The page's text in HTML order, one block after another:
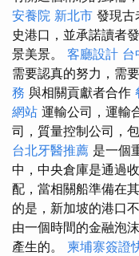
安養院 新北市 發現古
史港口，並承諾讀者
景美景。 客廳設計 台
需要認真的努力，需
務 與相關貢獻者合作
網站 運輸公司，運輸
司，質量控制公司，
台北牙醫推薦 是一個
中，中央倉庫是通過
配，當相關船準備在
的是，新加坡的港口
由一個時間的金融泡
產生的。 柬埔寨簽證